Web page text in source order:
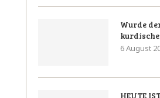
Wurde
6 August
HEUTE